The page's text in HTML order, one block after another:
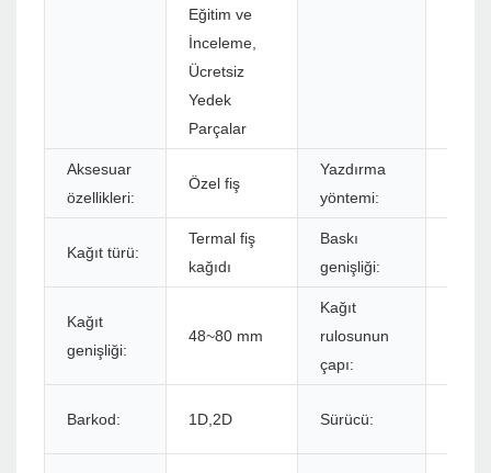
Eğitim ve
İnceleme,
Ücretsiz
Yedek
Parçalar
Aksesuar
özellikleri:
Özel fiş
Yazdırma
yöntemi:
Kağıt türü:
Termal fiş
kağıdı
Baskı
genişliği:
Kağıt
genişliği:
48~80 mm
Kağıt
rulosunun
çapı:
Barkod: 1D,2D Sürücü: